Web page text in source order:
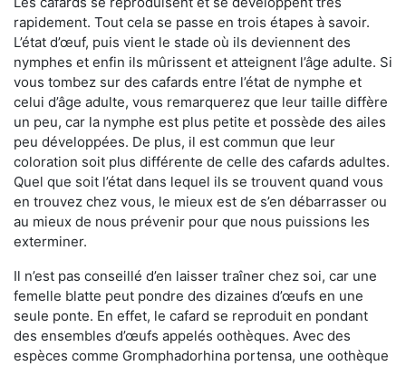
rapidement. Tout cela se passe en trois étapes à savoir.
L’état d’œuf, puis vient le stade où ils deviennent des
nymphes et enfin ils mûrissent et atteignent l’âge adulte. Si
vous tombez sur des cafards entre l’état de nymphe et
celui d’âge adulte, vous remarquerez que leur taille diffère
un peu, car la nymphe est plus petite et possède des ailes
peu développées. De plus, il est commun que leur
coloration soit plus différente de celle des cafards adultes.
Quel que soit l’état dans lequel ils se trouvent quand vous
en trouvez chez vous, le mieux est de s’en débarrasser ou
au mieux de nous prévenir pour que nous puissions les
exterminer.
Il n’est pas conseillé d’en laisser traîner chez soi, car une
femelle blatte peut pondre des dizaines d’œufs en une
seule ponte. En effet, le cafard se reproduit en pondant
des ensembles d’œufs appelés oothèques. Avec des
espèces comme Gromphadorhina portensa, une oothèque